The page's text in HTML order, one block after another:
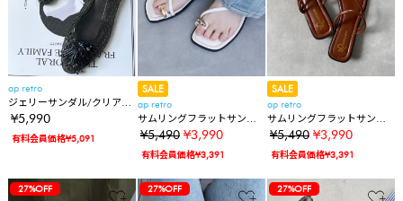
ap retro
ジェリーサンダル/クリアメ
ッシュサンダル/パーツドッ
キング
¥5,990
有料会員価格¥5,091
SALE
ap retro
サムリングフラットサンダ
ル
¥5,490 ¥3,990
有料会員価格¥3,391
SALE
ap retro
サムリングフラットサンダ
ル
¥5,490 ¥3,990
有料会員価格¥3,391
27%OFF 27%OFF 27%OFF